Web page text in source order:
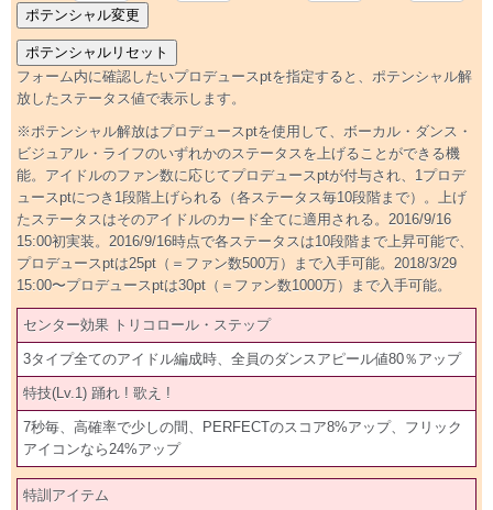
フォーム内に確認したいプロデュースptを指定すると、ポテンシャル解
放したステータス値で表示します。
※ポテンシャル解放はプロデュースptを使用して、ボーカル・ダンス・
ビジュアル・ライフのいずれかのステータスを上げることができる機
能。アイドルのファン数に応じてプロデュースptが付与され、1プロデ
ュースptにつき1段階上げられる（各ステータス毎10段階まで）。上げ
たステータスはそのアイドルのカード全てに適用される。2016/9/16
15:00初実装。2016/9/16時点で各ステータスは10段階まで上昇可能で、
プロデュースptは25pt（＝ファン数500万）まで入手可能。2018/3/29
15:00〜プロデュースptは30pt（＝ファン数1000万）まで入手可能。
センター効果 トリコロール・ステップ
3タイプ全てのアイドル編成時、全員のダンスアピール値80％アップ
特技(Lv.1) 踊れ ! 歌え !
7秒毎、高確率で少しの間、PERFECTのスコア8%アップ、フリック
アイコンなら24%アップ
特訓アイテム